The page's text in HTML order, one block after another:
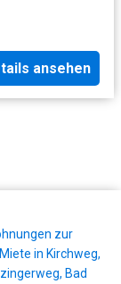
ansehen
zur
in Kirchweg,
Bad